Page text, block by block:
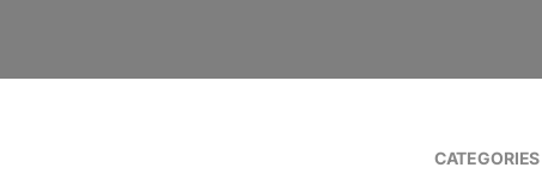
CATEGORIES